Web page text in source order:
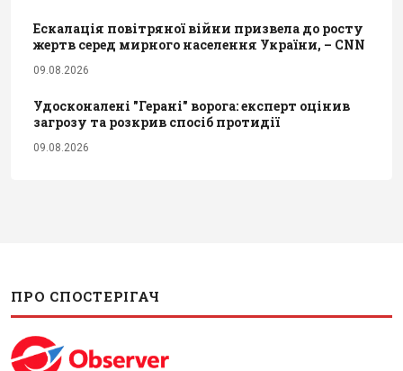
Ескалація повітряної війни призвела до росту
жертв серед мирного населення України, – CNN
09.08.2026
Удосконалені "Герані" ворога: експерт оцінив
загрозу та розкрив спосіб протидії
09.08.2026
ПРО СПОСТЕРІГАЧ